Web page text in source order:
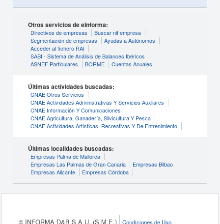
Otros servicios de eInforma:
Directivos de empresas
Buscar nif empresa
Segmentación de empresas
Ayudas a Autónomos
Acceder al fichero RAI
SABI - Sistema de Análisis de Balances Ibéricos
ASNEF Particulares
BORME Cuentas Anuales
Últimas actividades buscadas:
CNAE Otros Servicios
CNAE Actividades Administrativas Y Servicios Auxliares
CNAE Información Y Comunicaciones
CNAE Agricultura, Ganadería, Silvicultura Y Pesca
CNAE Actividades Artísticas, Recreativas Y De Entrenimiento
Últimas localidades buscadas:
Empresas Palma de Mallorca
Empresas Las Palmas de Gran Canaria
Empresas Bilbao
Empresas Alicante
Empresas Córdoba
© INFORMA D&B S.A.U. (S.M.E.) Condiciones de Uso